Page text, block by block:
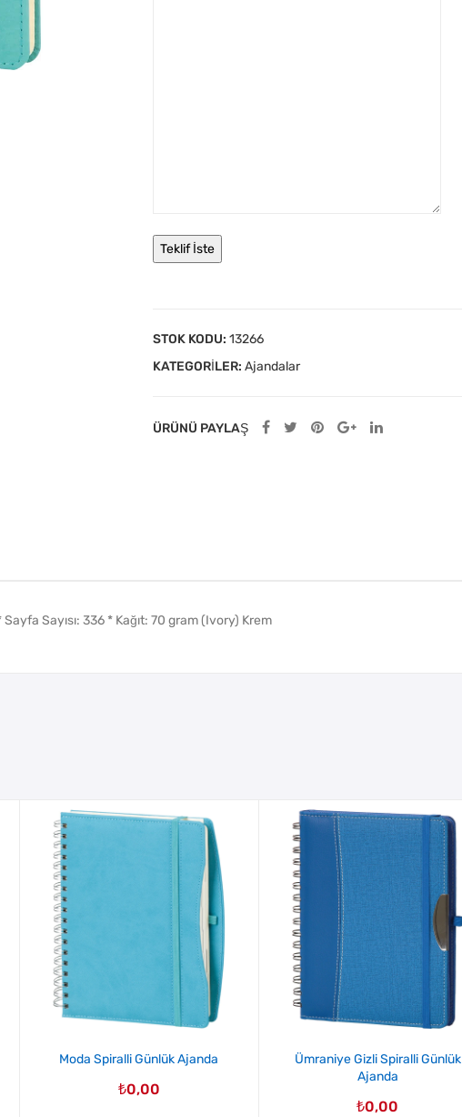
STOK KODU: 13266
KATEGORILER: Ajandalar
ÜRÜNÜ PAYLAŞ
Sayısı: 336 * Kağıt: 70 gram (Ivory) Krem
Moda Spiralli Günlük Ajanda
₺0,00
Ümraniye Gizli Spiralli Günlük
Ajanda
₺0,00